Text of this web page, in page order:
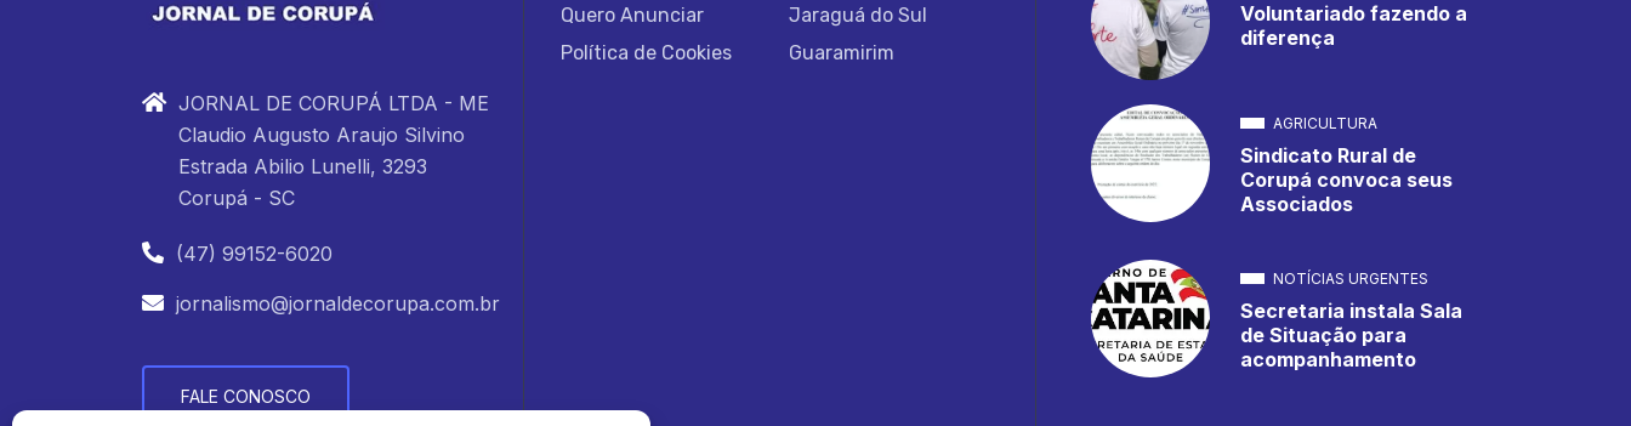
JORNAL DE CORUPÁ LTDA - ME
Claudio Augusto Araujo Silvino
Estrada Abilio Lunelli, 3293
Corupá - SC
(47) 99152-6020
jornalismo@jornaldecorupa.com.br
FALE CONOSCO
Quero Anunciar
Política de Cookies
Jaraguá do Sul
Guaramirim
Voluntariado fazendo a
diferença
AGRICULTURA
Sindicato Rural de
Corupá convoca seus
Associados
NOTÍCIAS URGENTES
Secretaria instala Sala
de Situação para
acompanhamento